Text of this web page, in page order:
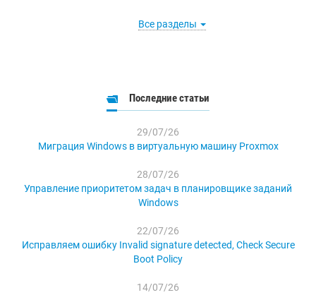
Все разделы
Последние статьи
29/07/26
Миграция Windows в виртуальную машину Proxmox
28/07/26
Управление приоритетом задач в планировщике заданий
Windows
22/07/26
Исправляем ошибку Invalid signature detected, Check Secure
Boot Policy
14/07/26